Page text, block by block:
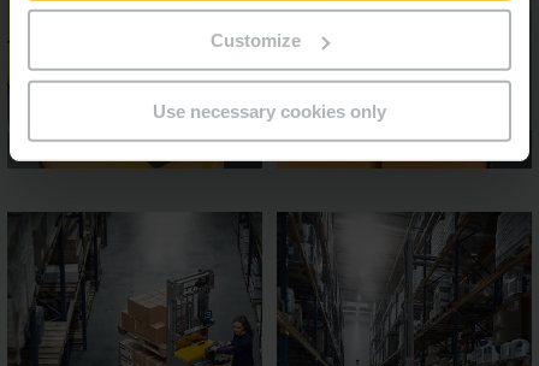
Customize
Use necessary cookies only